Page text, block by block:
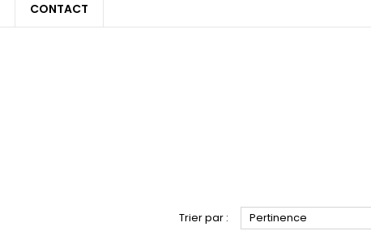
CONTACT
Trier par : Pertinence